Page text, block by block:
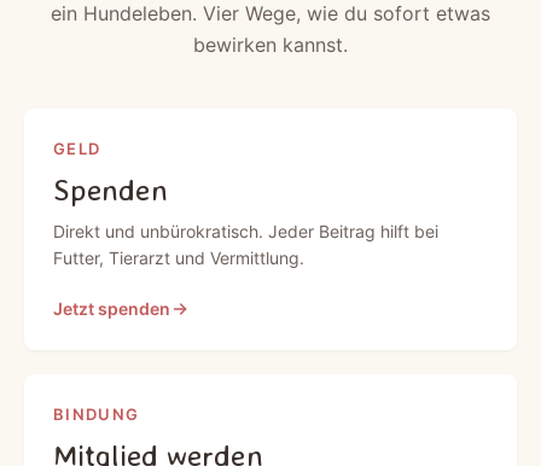
ein Hundeleben. Vier Wege, wie du sofort etwas
bewirken kannst.
GELD
Spenden
Direkt und unbürokratisch. Jeder Beitrag hilft bei
Futter, Tierarzt und Vermittlung.
Jetzt spenden
BINDUNG
Mitglied werden